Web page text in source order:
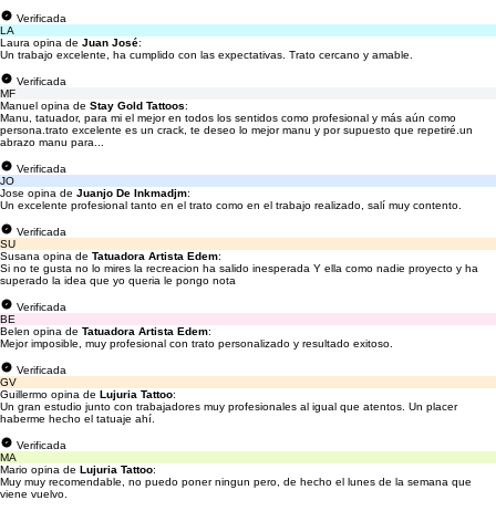
Verificada
LA
Laura opina de Juan José:
Un trabajo excelente, ha cumplido con las expectativas. Trato cercano y amable.
Verificada
MF
Manuel opina de Stay Gold Tattoos:
Manu, tatuador, para mi el mejor en todos los sentidos como profesional y más aún como
persona.trato excelente es un crack, te deseo lo mejor manu y por supuesto que repetiré.un
abrazo manu para...
Verificada
JO
Jose opina de Juanjo De Inkmadjm:
Un excelente profesional tanto en el trato como en el trabajo realizado, salí muy contento.
Verificada
SU
Susana opina de Tatuadora Artista Edem:
Si no te gusta no lo mires la recreacion ha salido inesperada Y ella como nadie proyecto y ha
superado la idea que yo queria le pongo nota
Verificada
BE
Belen opina de Tatuadora Artista Edem:
Mejor imposible, muy profesional con trato personalizado y resultado exitoso.
Verificada
GV
Guillermo opina de Lujuria Tattoo:
Un gran estudio junto con trabajadores muy profesionales al igual que atentos. Un placer
haberme hecho el tatuaje ahí.
Verificada
MA
Mario opina de Lujuria Tattoo:
Muy muy recomendable, no puedo poner ningun pero, de hecho el lunes de la semana que
viene vuelvo.